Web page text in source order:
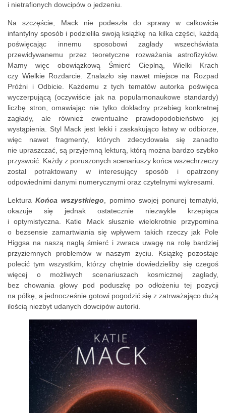
i nietrafionych dowcipów o jedzeniu.
Na szczęście, Mack nie podeszła do sprawy w całkowicie
infantylny sposób i podzieliła swoją książkę na kilka części, każdą
poświęcając innemu sposobowi zagłady wszechświata
przewidywanemu przez teoretyczne rozważania astrofizyków.
Mamy więc obowiązkową Śmierć Cieplną, Wielki Krach
czy Wielkie Rozdarcie. Znalazło się nawet miejsce na Rozpad
Próżni i Odbicie. Każdemu z tych tematów autorka poświęca
wyczerpującą (oczywiście jak na popularnonaukowe standardy)
liczbę stron, omawiając nie tylko dokładny przebieg konkretnej
zagłady, ale również ewentualne prawdopodobieństwo jej
wystąpienia. Styl Mack jest lekki i zaskakująco łatwy w odbiorze,
więc nawet fragmenty, których zdecydowała się zanadto
nie upraszczać, są przyjemną lekturą, którą można bardzo szybko
przyswoić. Każdy z poruszonych scenariuszy końca wszechrzeczy
został potraktowany w interesujący sposób i opatrzony
odpowiednimi danymi numerycznymi oraz czytelnymi wykresami.
Lektura Końca wszystkiego , pomimo swojej ponurej tematyki,
okazuje się jednak ostatecznie niezwykle krzepiąca
i optymistyczna. Katie Mack słusznie wielokrotnie przypomina
o bezsensie zamartwiania się wpływem takich rzeczy jak Pole
Higgsa na naszą nagłą śmierć i zwraca uwagę na rolę bardziej
przyziemnych problemów w naszym życiu. Książkę pozostaje
polecić tym wszystkim, którzy chętnie dowiedzieliby się czegoś
więcej o możliwych scenariuszach kosmicznej zagłady,
bez chowania głowy pod poduszkę po odłożeniu tej pozycji
na półkę, a jednocześnie gotowi pogodzić się z zatrważająco dużą
ilością niezbyt udanych dowcipów autorki.